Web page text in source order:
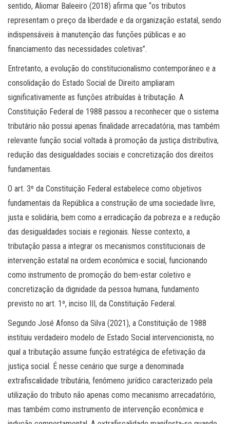
sentido, Aliomar Baleeiro (2018) afirma que “os tributos
representam o preço da liberdade e da organização estatal, sendo
indispensáveis à manutenção das funções públicas e ao
financiamento das necessidades coletivas”.
Entretanto, a evolução do constitucionalismo contemporâneo e a
consolidação do Estado Social de Direito ampliaram
significativamente as funções atribuídas à tributação. A
Constituição Federal de 1988 passou a reconhecer que o sistema
tributário não possui apenas finalidade arrecadatória, mas também
relevante função social voltada à promoção da justiça distributiva,
redução das desigualdades sociais e concretização dos direitos
fundamentais.
O art. 3º da Constituição Federal estabelece como objetivos
fundamentais da República a construção de uma sociedade livre,
justa e solidária, bem como a erradicação da pobreza e a redução
das desigualdades sociais e regionais. Nesse contexto, a
tributação passa a integrar os mecanismos constitucionais de
intervenção estatal na ordem econômica e social, funcionando
como instrumento de promoção do bem-estar coletivo e
concretização da dignidade da pessoa humana, fundamento
previsto no art. 1º, inciso III, da Constituição Federal.
Segundo José Afonso da Silva (2021), a Constituição de 1988
instituiu verdadeiro modelo de Estado Social intervencionista, no
qual a tributação assume função estratégica de efetivação da
justiça social. É nesse cenário que surge a denominada
extrafiscalidade tributária, fenômeno jurídico caracterizado pela
utilização do tributo não apenas como mecanismo arrecadatório,
mas também como instrumento de intervenção econômica e